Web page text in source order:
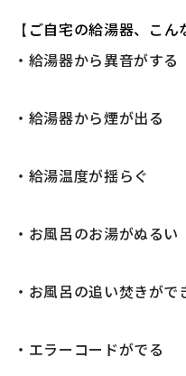
【 ご自宅の給湯器、こん
・給湯器から異音がする
・給湯器から煙が出る
・給湯温度が揺らぐ
・お風呂のお湯がぬるい
・お風呂の追い焚きがで
・エラーコードがでる